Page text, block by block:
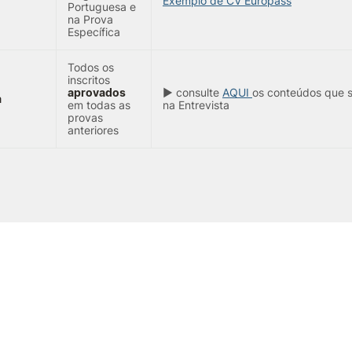
Portuguesa e
na Prova
Específica
Todos os
inscritos
aprovados
em todas as
provas
anteriores
► consulte AQUI os conteúdos que
na Entrevista